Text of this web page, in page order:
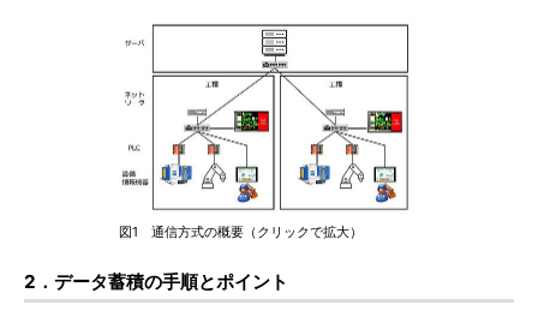
図1 通信方式の概要（クリックで拡大）
2．データ蓄積の手順とポイント